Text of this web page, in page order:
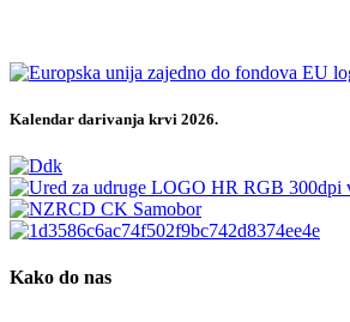
Kalendar darivanja krvi 2026.
Kako do nas